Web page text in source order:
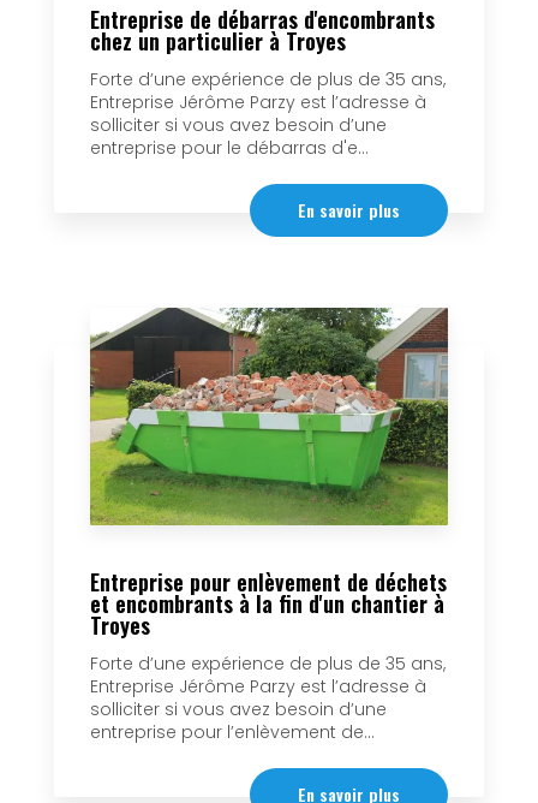
Entreprise de débarras d'encombrants
chez un particulier à Troyes
Forte d’une expérience de plus de 35 ans,
Entreprise Jérôme Parzy est l’adresse à
solliciter si vous avez besoin d’une
entreprise pour le débarras d'e...
En savoir plus
Entreprise pour enlèvement de déchets
et encombrants à la fin d'un chantier à
Troyes
Forte d’une expérience de plus de 35 ans,
Entreprise Jérôme Parzy est l’adresse à
solliciter si vous avez besoin d’une
entreprise pour l’enlèvement de...
En savoir plus